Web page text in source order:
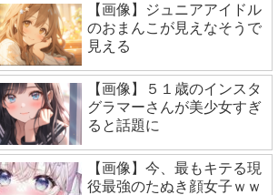
【画像】ジュニアアイドル
のおまんこが見えなそうで
見える
【画像】５１歳のインスタ
グラマーさんが美少女すぎ
ると話題に
【画像】今、最もキテる現
役最強のたぬき顔女子ｗｗ